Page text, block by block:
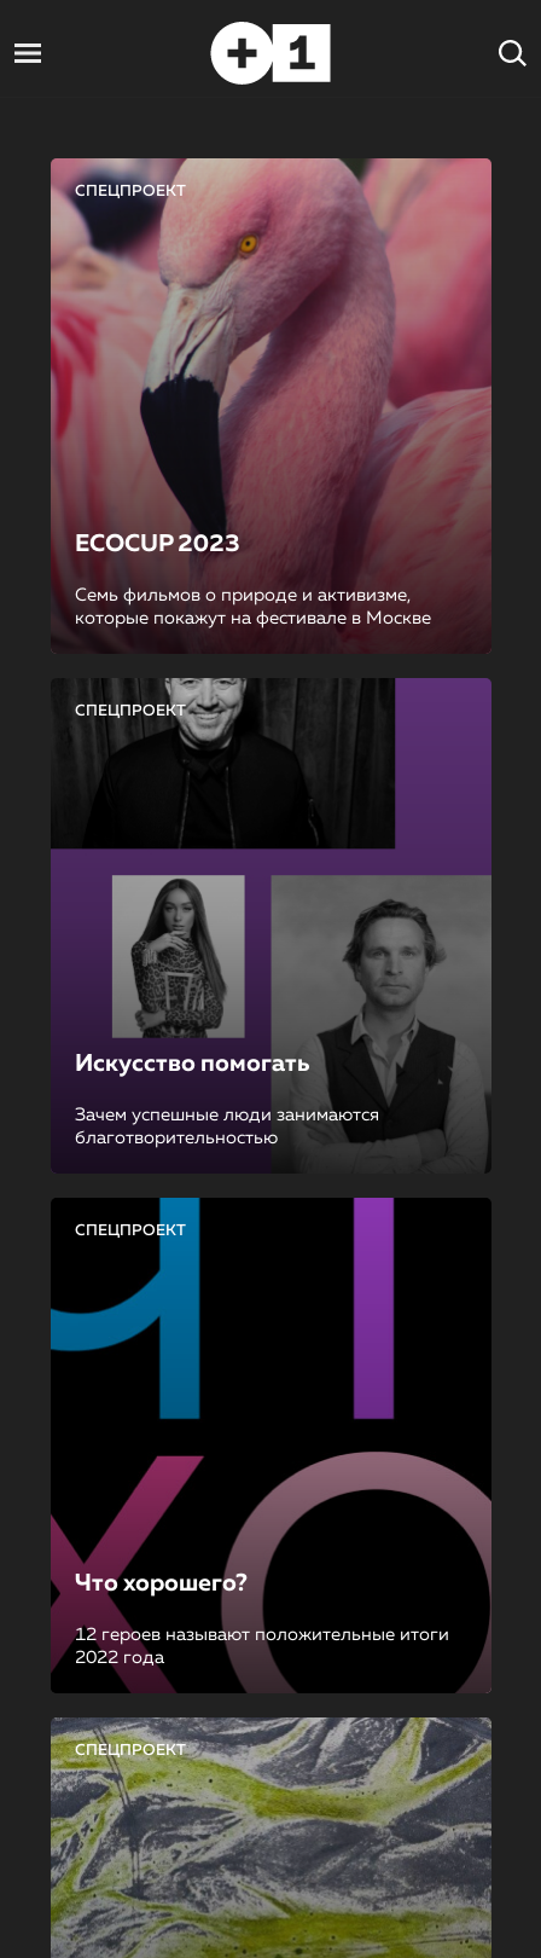
СПЕЦПРОЕКТ
ECOCUP 2023
Семь фильмов о природе и активизме,
которые покажут на фестивале в Москве
СПЕЦПРОЕКТ
Искусство помогать
Зачем успешные люди занимаются
благотворительностью
СПЕЦПРОЕКТ
Что хорошего?
12 героев называют положительные итоги
2022 года
СПЕЦПРОЕКТ